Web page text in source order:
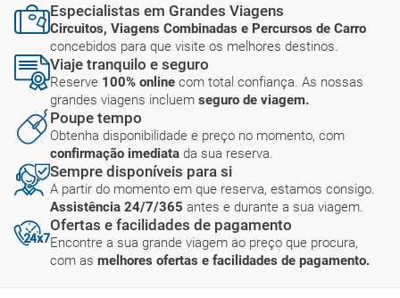
Especialistas em Grandes Viagens
Circuitos, Viagens Combinadas e Percursos de Carro
concebidos para que visite os melhores destinos.
Viaje tranquilo e seguro
Reserve 100% online com total confiança. As nossas
grandes viagens incluem seguro de viagem.
Poupe tempo
Obtenha disponibilidade e preço no momento, com
confirmação imediata da sua reserva.
Sempre disponíveis para si
A partir do momento em que reserva, estamos consigo.
Assistência 24/7/365 antes e durante a sua viagem.
Ofertas e facilidades de pagamento
Encontre a sua grande viagem ao preço que procura,
com as melhores ofertas e facilidades de pagamento.